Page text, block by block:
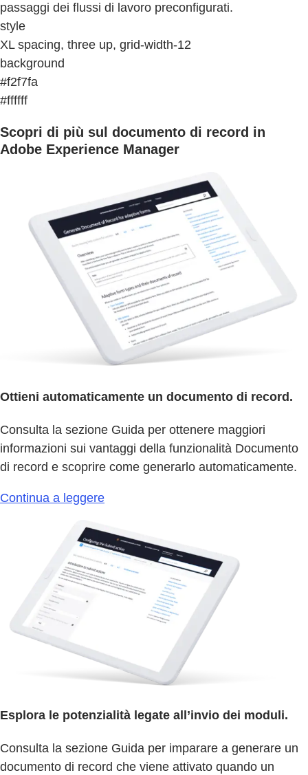
passaggi dei flussi di lavoro preconfigurati.
style
XL spacing, three up, grid-width-12
background
#f2f7fa
#ffffff
Scopri di più sul documento di record in
Adobe Experience Manager
Ottieni automaticamente un documento di record.
Consulta la sezione Guida per ottenere maggiori
informazioni sui vantaggi della funzionalità Documento
di record e scoprire come generarlo automaticamente.
Continua a leggere
Esplora le potenzialità legate all’invio dei moduli.
Consulta la sezione Guida per imparare a generare un
documento di record che viene attivato quando un